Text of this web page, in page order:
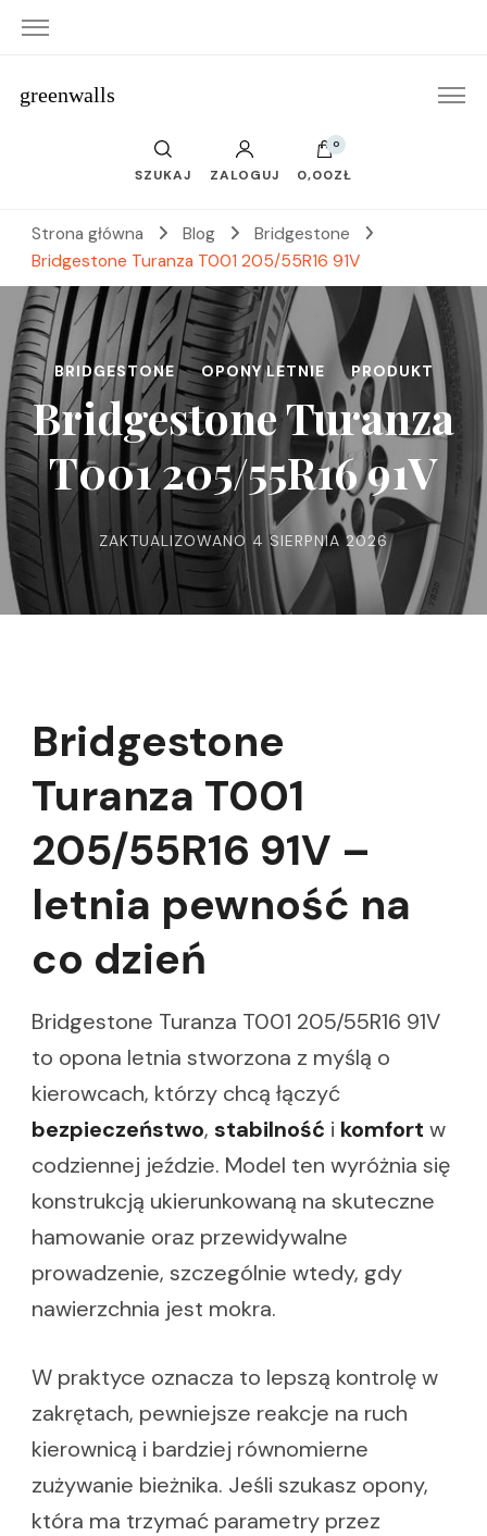
greenwalls
SZUKAJ ZALOGUJ
0
0,00ZŁ
Strona główna Blog
Bridgestone
Bridgestone Turanza T001 205/55R16 91V
BRIDGESTONE OPONY LETNIE PRODUKT
Bridgestone Turanza
T001 205/55R16 91V
ZAKTUALIZOWANO 4 SIERPNIA 2026
Bridgestone
Turanza T001
205/55R16 91V –
letnia pewność na
co dzień
Bridgestone Turanza T001 205/55R16 91V
to opona letnia stworzona z myślą o
kierowcach, którzy chcą łączyć
bezpieczeństwo, stabilność i komfort w
codziennej jeździe. Model ten wyróżnia się
konstrukcją ukierunkowaną na skuteczne
hamowanie oraz przewidywalne
prowadzenie, szczególnie wtedy, gdy
nawierzchnia jest mokra.
W praktyce oznacza to lepszą kontrolę w
zakrętach, pewniejsze reakcje na ruch
kierownicą i bardziej równomierne
zużywanie bieżnika. Jeśli szukasz opony,
która ma trzymać parametry przez